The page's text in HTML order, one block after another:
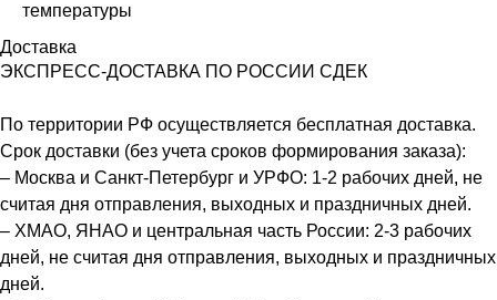
температуры
Доставка
ЭКСПРЕСС-ДОСТАВКА ПО РОССИИ СДЕК
По территории РФ осуществляется бесплатная доставка.
Срок доставки (без учета сроков формирования заказа):
– Москва и Санкт-Петербург и УРФО: 1-2 рабочих дней, не
считая дня отправления, выходных и праздничных дней.
– ХМАО, ЯНАО и центральная часть России: 2-3 рабочих
дней, не считая дня отправления, выходных и праздничных
дней.